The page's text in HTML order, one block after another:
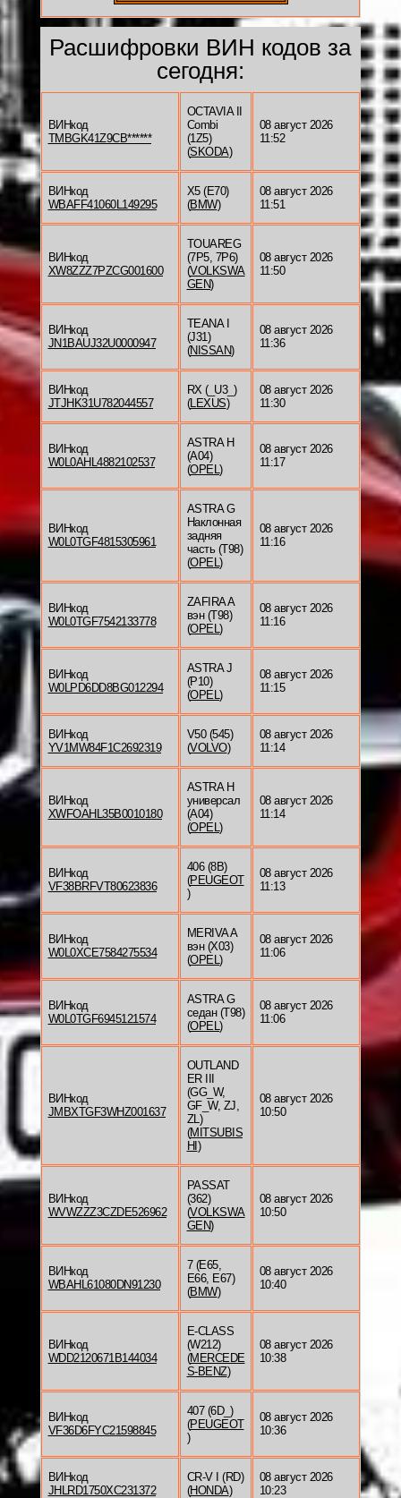
Расшифровки ВИН кодов за
сегодня:
ВИНкод
TMBGK41Z9CB******
OCTAVIA II
Combi
(1Z5)
(SKODA)
08 август 2026
11:52
ВИНкод
WBAFF41060L149295
X5 (E70)
(BMW)
08 август 2026
11:51
ВИНкод
XW8ZZZ7PZCG001600
TOUAREG
(7P5, 7P6)
(VOLKSWA
GEN)
08 август 2026
11:50
ВИНкод
JN1BAUJ32U0000947
TEANA I
(J31)
(NISSAN)
08 август 2026
11:36
ВИНкод
JTJHK31U782044557
RX (_U3_)
(LEXUS)
08 август 2026
11:30
ВИНкод
W0L0AHL4882102537
ASTRA H
(A04)
(OPEL )
08 август 2026
11:17
ВИНкод
W0L0TGF4815305961
ASTRA G
Наклонная
задняя
часть (T98)
(OPEL )
08 август 2026
11:16
ВИНкод
W0L0TGF7542133778
ZAFIRA A
вэн (T98)
(OPEL )
08 август 2026
11:16
ВИНкод
W0LPD6DD8BG012294
ASTRA J
(P10)
(OPEL )
08 август 2026
11:15
ВИНкод
YV1MW84F1C2692319
V50 (545)
(VOLVO)
08 август 2026
11:14
ВИНкод
XWFOAHL35B0010180
ASTRA H
универсал
(A04)
(OPEL )
08 август 2026
11:14
ВИНкод
VF38BRFVT80623836
406 (8B)
(PEUGEOT
)
08 август 2026
11:13
ВИНкод
W0L0XCE7584275534
MERIVA A
вэн (X03)
(OPEL )
08 август 2026
11:06
ВИНкод
W0L0TGF6945121574
ASTRA G
седан (T98)
(OPEL )
08 август 2026
11:06
ВИНкод
JMBXTGF3WHZ001637
OUTLAND
ER III
(GG_W,
GF_W, ZJ,
ZL)
(MITSUBIS
HI)
08 август 2026
10:50
ВИНкод
WVWZZZ3CZDE526962
PASSAT
(362)
(VOLKSWA
GEN)
08 август 2026
10:50
ВИНкод
WBAHL61080DN91230
7 (E65,
E66, E67)
(BMW)
08 август 2026
10:40
ВИНкод
WDD2120671B144034
E-CLASS
(W212)
(MERCEDE
S-BENZ)
08 август 2026
10:38
ВИНкод
VF36D6FYC21598845
407 (6D_)
(PEUGEOT
)
08 август 2026
10:36
ВИНкод
JHLRD1750XC231372
CR-V I (RD)
(HONDA)
08 август 2026
10:23